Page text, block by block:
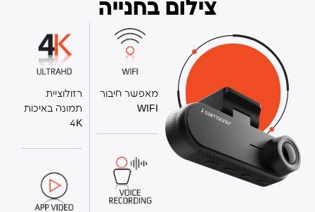
צילום בחנייה
מאפשר חיבור
WIFI
רזולוציית
תמונה באיכות
4K